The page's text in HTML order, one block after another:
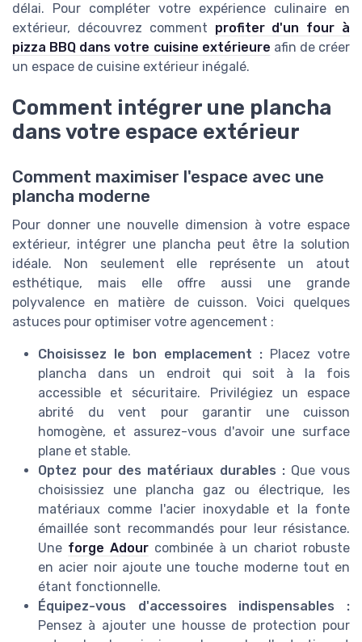
délai. Pour compléter votre expérience culinaire en
extérieur, découvrez comment profiter d'un four à
pizza BBQ dans votre cuisine extérieure afin de créer
un espace de cuisine extérieur inégalé.
Comment intégrer une plancha
dans votre espace extérieur
Comment maximiser l'espace avec une
plancha moderne
Pour donner une nouvelle dimension à votre espace
extérieur, intégrer une plancha peut être la solution
idéale. Non seulement elle représente un atout
esthétique, mais elle offre aussi une grande
polyvalence en matière de cuisson. Voici quelques
astuces pour optimiser votre agencement :
Choisissez le bon emplacement : Placez votre
plancha dans un endroit qui soit à la fois
accessible et sécuritaire. Privilégiez un espace
abrité du vent pour garantir une cuisson
homogène, et assurez-vous d'avoir une surface
plane et stable.
Optez pour des matériaux durables :Que vous
choisissiez une plancha gaz ou électrique, les
matériaux comme l'acier inoxydable et la fonte
émaillée sont recommandés pour leur résistance.
Une forge Adour combinée à un chariot robuste
en acier noir ajoute une touche moderne tout en
étant fonctionnelle.
Équipez-vous d'accessoires indispensables :
Pensez à ajouter une housse de protection pour